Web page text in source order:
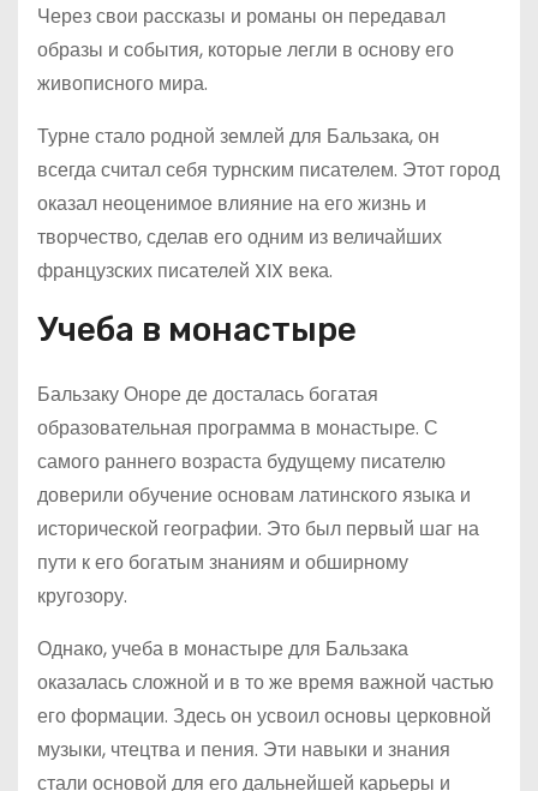
Через свои рассказы и романы он передавал
образы и события, которые легли в основу его
живописного мира.
Турне стало родной землей для Бальзака, он
всегда считал себя турнским писателем. Этот город
оказал неоценимое влияние на его жизнь и
творчество, сделав его одним из величайших
французских писателей XIX века.
Учеба в монастыре
Бальзаку Оноре де досталась богатая
образовательная программа в монастыре. С
самого раннего возраста будущему писателю
доверили обучение основам латинского языка и
исторической географии. Это был первый шаг на
пути к его богатым знаниям и обширному
кругозору.
Однако, учеба в монастыре для Бальзака
оказалась сложной и в то же время важной частью
его формации. Здесь он усвоил основы церковной
музыки, чтецтва и пения. Эти навыки и знания
стали основой для его дальнейшей карьеры и